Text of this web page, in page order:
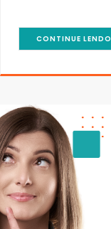
CONTINUE LENDO